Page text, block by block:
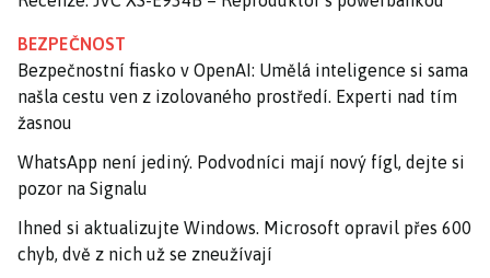
BEZPEČNOST
Bezpečnostní fiasko v OpenAI: Umělá inteligence si sama
našla cestu ven z izolovaného prostředí. Experti nad tím
žasnou
WhatsApp není jediný. Podvodníci mají nový fígl, dejte si
pozor na Signalu
Ihned si aktualizujte Windows. Microsoft opravil přes 600
chyb, dvě z nich už se zneužívají